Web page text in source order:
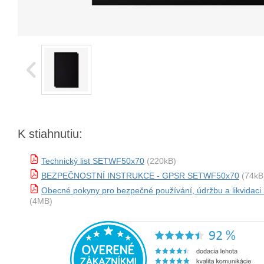
K stiahnutiu:
Technický list SETWF50x70 (220kB)
BEZPEČNOSTNÍ INSTRUKCE - GPSR SETWF50x70
Obecné pokyny pro bezpečné používání, údržbu a likvidaci
(4MB)